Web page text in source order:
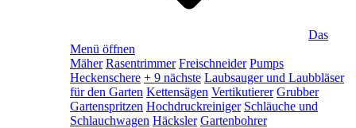
Das
Menü öffnen
Mäher Rasentrimmer Freischneider Pumps
Heckenschere + 9 nächste Laubsauger und Laubbläser
für den Garten Kettensägen Vertikutierer Grubber
Gartenspritzen Hochdruckreiniger Schläuche und
Schlauchwagen Häcksler Gartenbohrer